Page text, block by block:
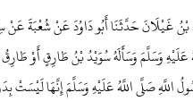
بْنُ غَيْلَانَ حَدَّثَنَا أَبُو دَاوُدَ عَنْ شُعْبَةَ عَنْ
عَلَيْهِ وَسَلَّمَ وَسَأَلَهُ سُوَيْدُ بْنُ طَارِقٍ أَوْ
اللَّهِ صَلَّى اللَّهُ عَلَيْهِ وَسَلَّمَ إِنَّهَا لَيْسَتْ